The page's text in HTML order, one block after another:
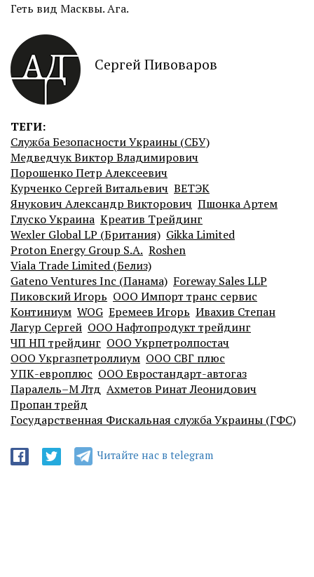
Геть вид Масквы. Ага.
Сергей Пивоваров
ТЕГИ:
Служба Безопасности Украины (СБУ)
Медведчук Виктор Владимирович
Порошенко Петр Алексеевич
Курченко Сергей Витальевич ВЕТЭК
Янукович Александр Викторович Пшонка Артем
Глуско Украина Креатив Трейдинг
Wexler Global LP (Британия) Gikka Limited
Proton Energy Group S.A. Roshen
Viala Trade Limited (Белиз)
Gateno Ventures Inc (Панама) Foreway Sales LLP
Пиковский Игорь ООО Импорт транс сервис
Континиум WOG Еремеев Игорь Ивахив Степан
Лагур Сергей ООО Нафтопродукт трейдинг
ЧП НП трейдинг ООО Укрпетролпостач
ООО Укргазпетроллиум ООО СВГ плюс
УПК-европлюс ООО Евростандарт-автогаз
Паралель–М Лтд Ахметов Ринат Леонидович
Пропан трейд
Государственная Фискальная служба Украины (ГФС)
Читайте нас в telegram